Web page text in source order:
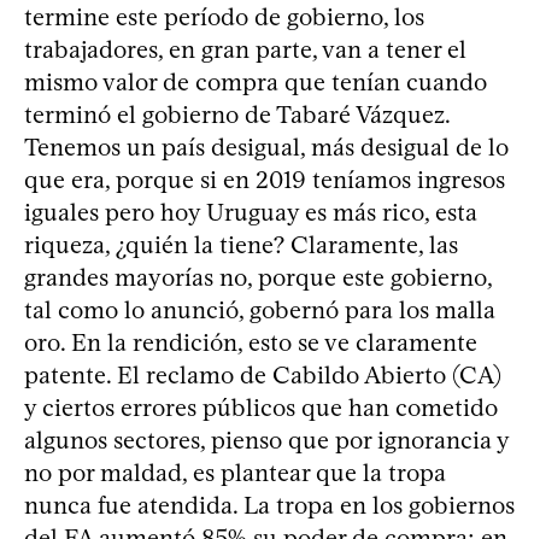
termine este período de gobierno, los
trabajadores, en gran parte, van a tener el
mismo valor de compra que tenían cuando
terminó el gobierno de Tabaré Vázquez.
Tenemos un país desigual, más desigual de lo
que era, porque si en 2019 teníamos ingresos
iguales pero hoy Uruguay es más rico, esta
riqueza, ¿quién la tiene? Claramente, las
grandes mayorías no, porque este gobierno,
tal como lo anunció, gobernó para los malla
oro. En la rendición, esto se ve claramente
patente. El reclamo de Cabildo Abierto (CA)
y ciertos errores públicos que han cometido
algunos sectores, pienso que por ignorancia y
no por maldad, es plantear que la tropa
nunca fue atendida. La tropa en los gobiernos